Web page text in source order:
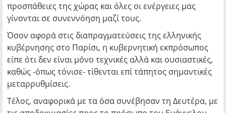
προσπάθειες της χώρας και όλες οι ενέργειες μας
γίνονται σε συνεννόηση μαζί τους.
Όσον αφορά στις διαπραγματεύσεις της ελληνικής
κυβέρνησης στο Παρίσι, η κυβερνητική εκπρόσωπος
είπε ότι δεν είναι μόνο τεχνικές αλλά και ουσιαστικές,
καθώς -όπως τόνισε- τίθενται επί τάπητος σημαντικές
μεταρρυθμίσεις.
Τέλος, αναφορικά με τα όσα συνέβησαν τη Δευτέρα, με